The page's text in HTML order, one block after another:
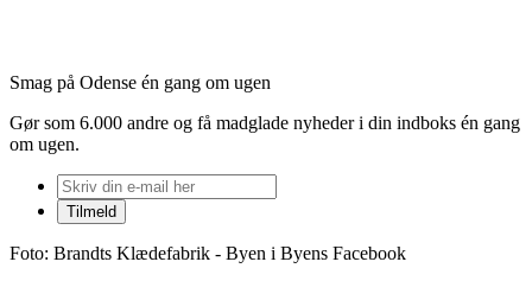
Smag på Odense én gang om ugen
Gør som 6.000 andre og få madglade nyheder i din indboks én gang
om ugen.
Foto: Brandts Klædefabrik - Byen i Byens Facebook